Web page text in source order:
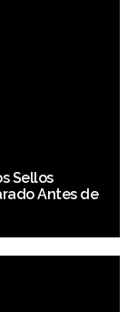
Sellos
Antes de